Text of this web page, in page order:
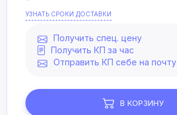
УЗНАТЬ СРОКИ ДОСТАВКИ
Получить спец. цену
Получить КП за час
Отправить КП себе на почту
В КОРЗИНУ